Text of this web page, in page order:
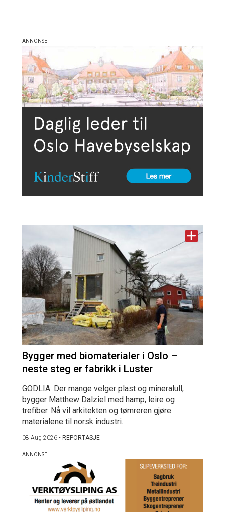
Bygger med biomaterialer i Oslo –
neste steg er fabrikk i Luster
GODLIA: Der mange velger plast og mineralull,
bygger Matthew Dalziel med hamp, leire og
trefiber. Nå vil arkitekten og tømreren gjøre
materialene til norsk industri.
08 Aug 2026 • REPORTASJE